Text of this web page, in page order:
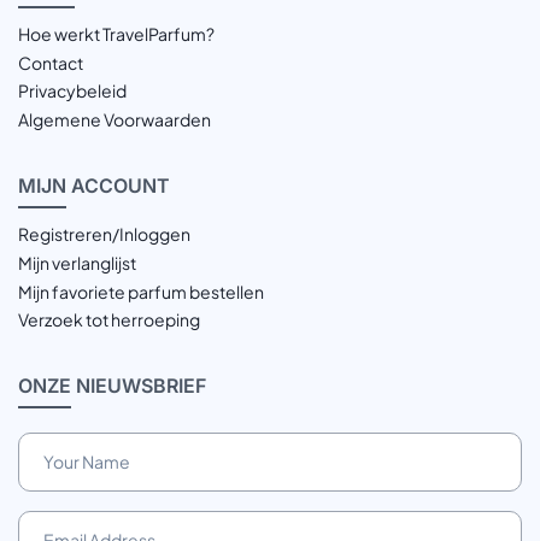
Hoe werkt TravelParfum?
Contact
Privacybeleid
Algemene Voorwaarden
MIJN ACCOUNT
Registreren/Inloggen
Mijn verlanglijst
Mijn favoriete parfum bestellen
Verzoek tot herroeping
ONZE NIEUWSBRIEF